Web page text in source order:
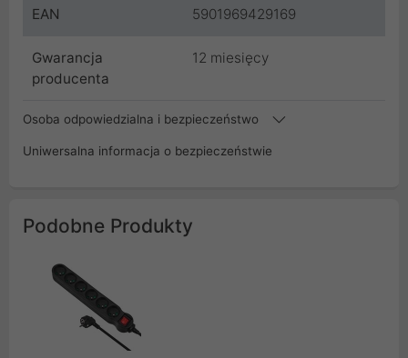
EAN 5901969429169
Gwarancja
producenta
12 miesięcy
Osoba odpowiedzialna i bezpieczeństwo
Uniwersalna informacja o bezpieczeństwie
Podobne Produkty